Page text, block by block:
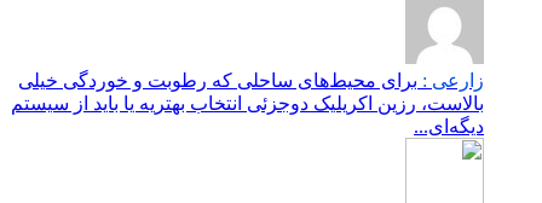
زارعی : برای محیط‌های ساحلی که رطوبت و خوردگی خیلی
بالاست، رزین اکریلیک دوجزئی انتخاب بهتریه یا باید از سیستم
دیگه‌ای...